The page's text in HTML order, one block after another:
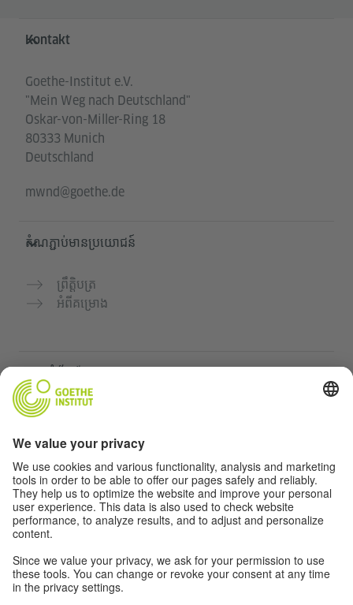
Service- und Informationsbereich
Kontakt
Goethe-Institut e.V.
"Mein Weg nach Deutschland"
Oskar-von-Miller-Ring 18
80333 Munich
Deutschland
mwnd@goethe.de
តំណភ្ជាប់មានប្រយោជន៍
ព្រឹត្តិបត្រ
អំពីគម្រោង
វគ្គសិក្សាភាសាអាល្លឺម៉ង់របស់ Goethe-Institut
បណ្តាញសម្រាប់គ្រូបង្រៀន "Deutschstunde"
ភាពឯកជន និងការចូលដំណើរការដោយគ្មានឧបសគ្គ
ការកំណត់ភាពឯកជន